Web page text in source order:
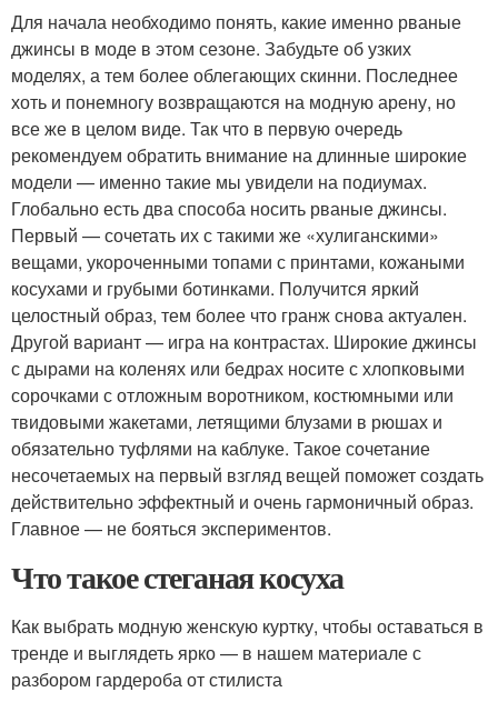
Для начала необходимо понять, какие именно рваные
джинсы в моде в этом сезоне. Забудьте об узких
моделях, а тем более облегающих скинни. Последнее
хоть и понемногу возвращаются на модную арену, но
все же в целом виде. Так что в первую очередь
рекомендуем обратить внимание на длинные широкие
модели — именно такие мы увидели на подиумах.
Глобально есть два способа носить рваные джинсы.
Первый — сочетать их с такими же «хулиганскими»
вещами, укороченными топами с принтами, кожаными
косухами и грубыми ботинками. Получится яркий
целостный образ, тем более что гранж снова актуален.
Другой вариант — игра на контрастах. Широкие джинсы
с дырами на коленях или бедрах носите с хлопковыми
сорочками с отложным воротником, костюмными или
твидовыми жакетами, летящими блузами в рюшах и
обязательно туфлями на каблуке. Такое сочетание
несочетаемых на первый взгляд вещей поможет создать
действительно эффектный и очень гармоничный образ.
Главное — не бояться экспериментов.
Что такое стеганая косуха
Как выбрать модную женскую куртку, чтобы оставаться в
тренде и выглядеть ярко — в нашем материале с
разбором гардероба от стилиста